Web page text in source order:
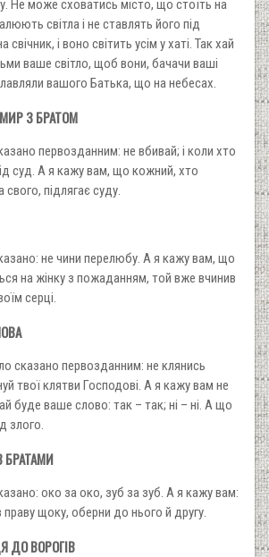
Не може сховатись місто, що стоїть на
світла і не ставлять його під
і воно світить усім у хаті. Так хай
ваше світло, щоб вони, бачачи ваші
вашого Батька, що на небесах.
МИР З БРАТОМ
первозданним: не вбивай; і коли хто
суд. А я кажу вам, що кожний, хто
свого, підлягає суду.
не чини перелюбу. А я кажу вам, що
на жінку з пожаданням, той вже вчинив
серці.
сказано первозданним: не клянись
твої клятви Господові. А я кажу вам не
буде ваше слово: так – так; ні – ні. А що
злого.
БРАТАМИ
око за око, зуб за зуб. А я кажу вам:
щоку, оберни до нього й другу.
ДО ВОРОГІВ